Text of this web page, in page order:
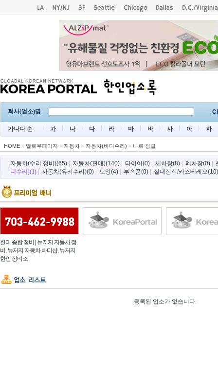
회사(업소)명
가나다 순 가 나 다 라 마 바 사 아 자
HOME > 옐로우페이지 > 자동차 > 자동차(바디수리) > 나로 정렬
자동차(수리.정비)(65) 자동차(판매)(140) 타이어(0) 세차장(8) 폐차장(0)
디수리)(1)
자동차(유리수리)(0) 토잉(4) 부속품(0) 실내장식/카스테레오(10)
한미 종합 정비 | 뉴저지 자동차 정
비, 뉴저지 자동차 바디샵, 뉴저지
한인 정비소
등록된 업소가 없습니다.